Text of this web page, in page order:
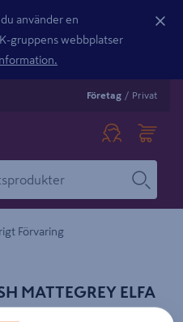
använder en
gruppens webbplatser
Företag / Privat
Förvaring
MATTEGREY ELFA